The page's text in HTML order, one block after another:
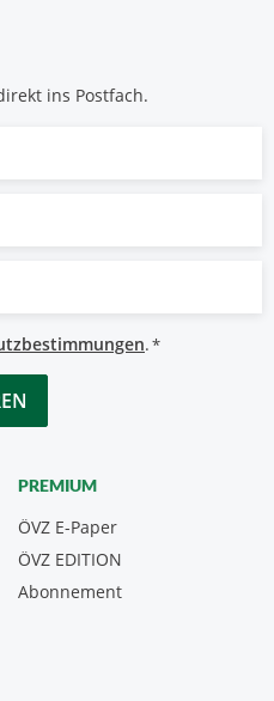
ins Postfach.
.*
PREMIUM
ÖVZ E-Paper
Abonnement
ÖVZ EDITION